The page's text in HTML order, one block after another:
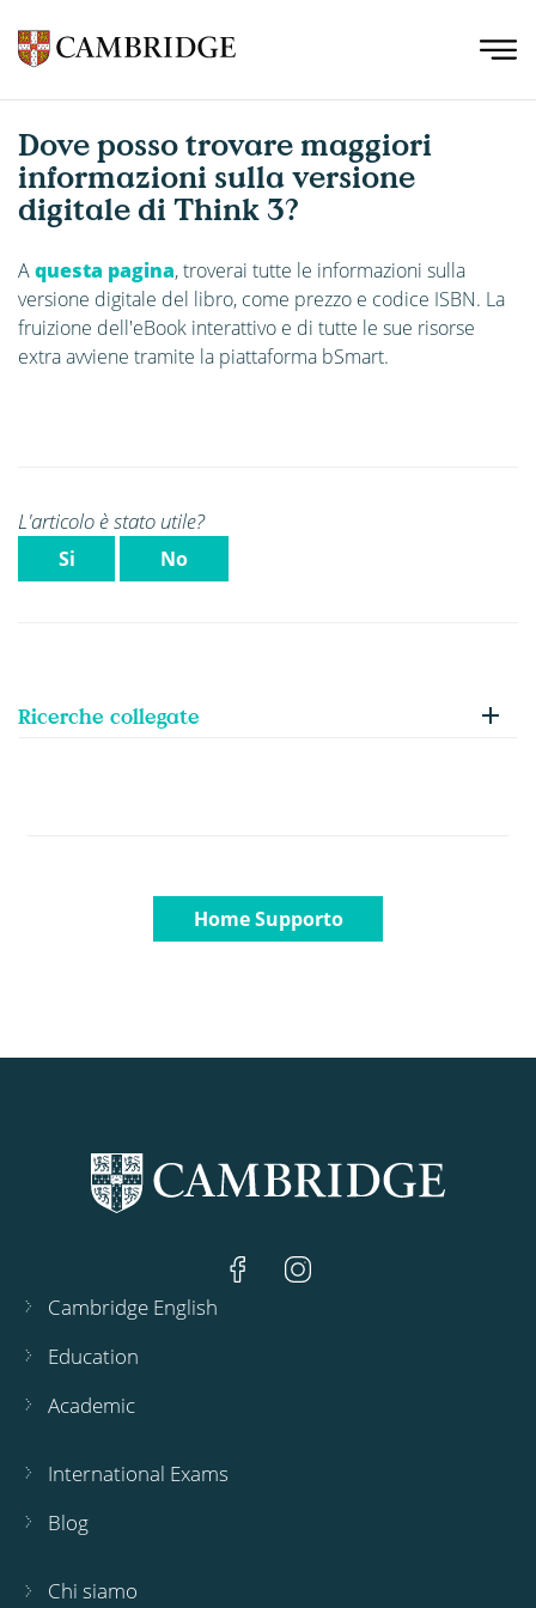
Dove posso trovare maggiori
informazioni sulla versione
digitale di Think 3?
Aquesta pagina, troverai tutte le informazioni sulla
versione digitale del libro, come prezzo e codice ISBN. La
fruizione dell'eBook interattivo e di tutte le sue risorse
extra avviene tramite la piattaforma bSmart.
L'articolo è stato utile?
Si No
Ricerche collegate
Home Supporto
Cambridge English
Education
Academic
International Exams
Blog
Chi siamo